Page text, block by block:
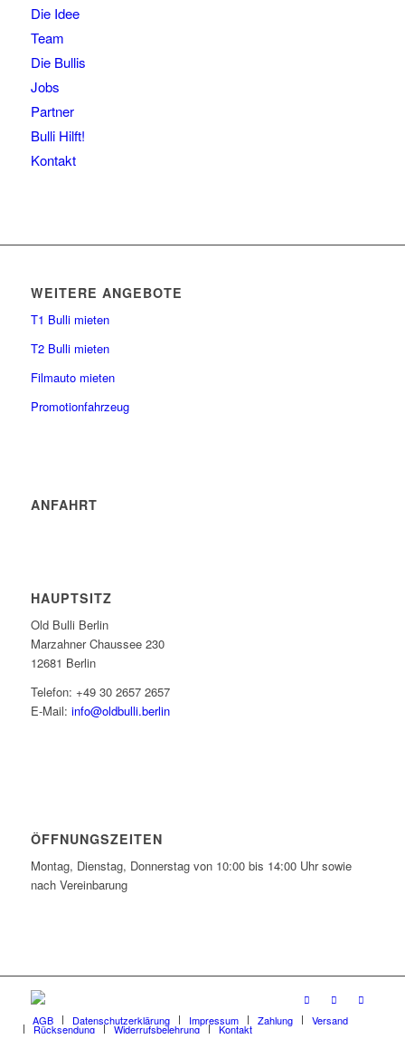
Die Idee
Team
Die Bullis
Jobs
Partner
Bulli Hilft!
Kontakt
WEITERE ANGEBOTE
T1 Bulli mieten
T2 Bulli mieten
Filmauto mieten
Promotionfahrzeug
ANFAHRT
HAUPTSITZ
Old Bulli Berlin
Marzahner Chaussee 230
12681 Berlin
Telefon: +49 30 2657 2657
E-Mail: info@oldbulli.berlin
ÖFFNUNGSZEITEN
Montag, Dienstag, Donnerstag von 10:00 bis 14:00 Uhr sowie
nach Vereinbarung
AGB Datenschutzerklärung Impressum Zahlung Versand
Rücksendung Widerrufsbelehrung Kontakt